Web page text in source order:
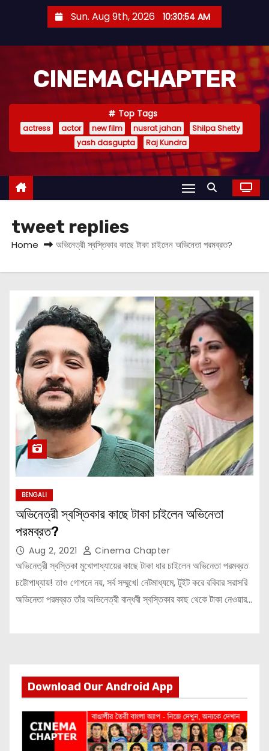
e
Sun. Aug 9th, 2026 10:30:54 AM
CINEMA CHAPTER
Top Tags
actress actor new film nusrat jahan
Shilpa Shetty
yash dasgupta
Raj Kundra
tweet replies
Home অভিনেত্রী স্বস্তিকার কাছে টাকা চাইলেন অভিনেতা পরমব্রত?
BENGALI
অভিনেত্রী স্বস্তিকার কাছে টাকা চাইলেন অভিনেতা
পরমব্রত?
Aug 2, 2021 Cinema Chapter
অভিনেত্রী স্বস্তিকা মুখোপাধ্যায়ের কাছে টাকা ধার চাইলেন অভিনেতা পরমব্রত
চট্টোপাধ্যায়! তাও গোপনে নয়, সর্ব সম্মুখে। নেটমাধ্যমে, টুইট করে রবিবার সরাসরি
অভিনেতা পরমব্রত তাঁর অভিনেত্রী বান্ধবী স্বস্তিকার কাছ থেকে টাকা নেওয়ার…
Download Our Android App